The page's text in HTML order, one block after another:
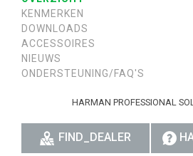
KENMERKEN
DOWNLOADS
ACCESSOIRES
NIEUWS
ONDERSTEUNING/FAQ'S
HARMAN PROFESSIONAL
FIND_DEALER